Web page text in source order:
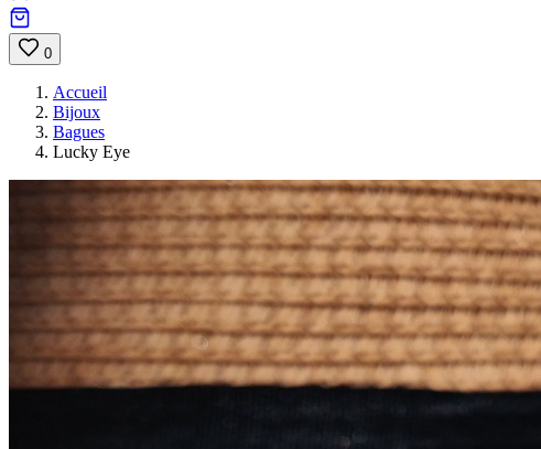
0
Accueil
Bijoux
Bagues
Lucky Eye